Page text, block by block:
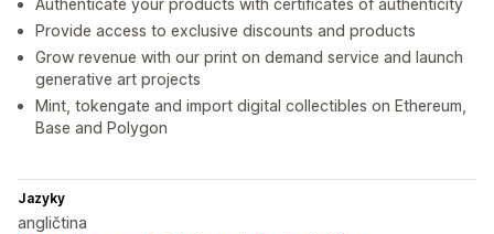
Authenticate your products with certificates of authenticity
Provide access to exclusive discounts and products
Grow revenue with our print on demand service and launch
generative art projects
Mint, tokengate and import digital collectibles on Ethereum,
Base and Polygon
Jazyky
angličtina